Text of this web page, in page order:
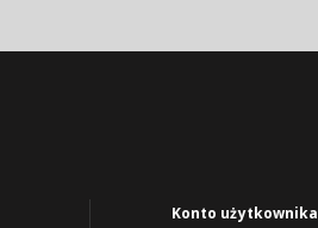
Konto użytkownika